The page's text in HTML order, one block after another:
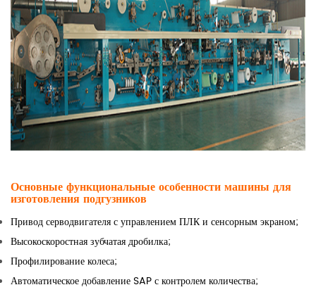
Основные функциональные особенности машины для
изготовления подгузников
Привод серводвигателя с управлением ПЛК и сенсорным экраном;
Высокоскоростная зубчатая дробилка;
Профилирование колеса;
Автоматическое добавление SAP с контролем количества;